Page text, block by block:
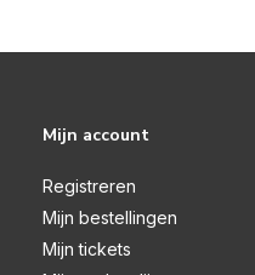
Mijn account
Registreren
Mijn bestellingen
Mijn tickets